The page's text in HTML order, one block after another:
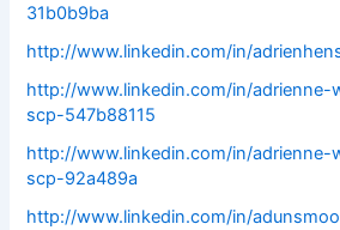
31b0b9ba
http://www.linkedin.com/in/
http://www.linkedin.com/in/adrienne-
scp-547b88115
http://www.linkedin.com/in/
scp-92a489a
http://www.linkedin.com/in/